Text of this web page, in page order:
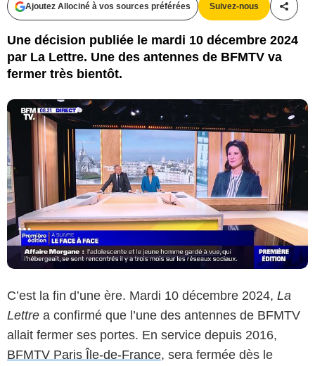
Ajoutez Allociné à vos sources préférées Suivez-nous
Une décision publiée le mardi 10 décembre 2024
par La Lettre. Une des antennes de BFMTV va
fermer très bientôt.
C’est la fin d’une ère. Mardi 10 décembre 2024, La
Lettre a confirmé que l’une des antennes de BFMTV
allait fermer ses portes. En service depuis 2016,
BFMTV Paris Île-de-France, sera fermée dès le